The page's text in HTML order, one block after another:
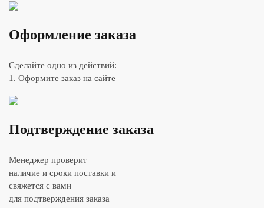
Оформление заказа
Сделайте одно из действий:
1. Оформите заказ на сайте
Подтверждение заказа
Менеджер проверит
наличие и сроки поставки и
свяжется с вами
для подтверждения заказа